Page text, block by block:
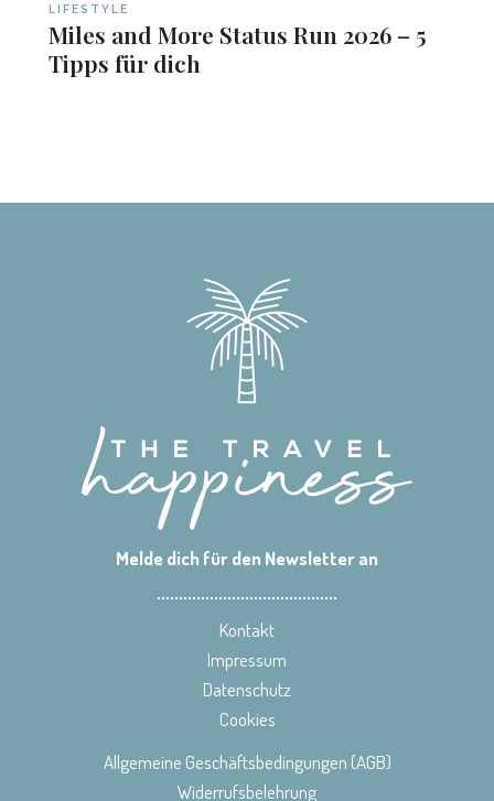
LIFESTYLE
Miles and More Status Run 2026 – 5
Tipps für dich
Melde dich für den Newsletter an
Kontakt
Impressum
Datenschutz
Cookies
Allgemeine Geschäftsbedingungen (AGB)
Widerrufsbelehrung